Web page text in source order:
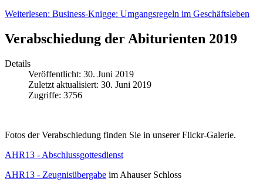
Weiterlesen: Business-Knigge: Umgangsregeln im Geschäftsleben
Verabschiedung der Abiturienten 2019
Details
Veröffentlicht: 30. Juni 2019
Zuletzt aktualisiert: 30. Juni 2019
Zugriffe: 3756
Fotos der Verabschiedung finden Sie in unserer Flickr-Galerie.
AHR13 - Abschlussgottesdienst
AHR13 - Zeugnisübergabe im Ahauser Schloss